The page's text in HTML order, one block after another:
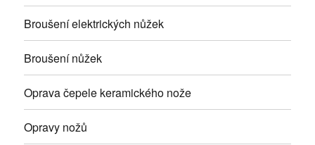
Broušení elektrických nůžek
Broušení nůžek
Oprava čepele keramického nože
Opravy nožů